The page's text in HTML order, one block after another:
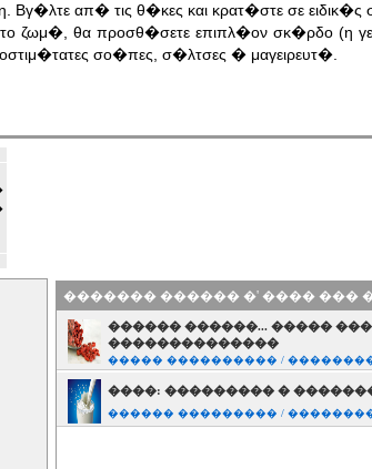
απ� τις θ�κες και κρατ�στε σε ειδικ�ς
ζωμ�, θα προσθ�σετε επιπλ�ον σκ�ρδο (η
σο�πες, σ�λτσες � μαγειρευτ�.
������� ������ �' ���� ���
������ ������... ����� ���
��������������
����� ���������� /
����: ��������� �
������ ��������� /